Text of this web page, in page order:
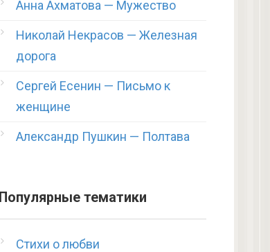
Анна Ахматова — Мужество
Николай Некрасов — Железная
дорога
Сергей Есенин — Письмо к
женщине
Александр Пушкин — Полтава
Популярные тематики
Стихи о любви